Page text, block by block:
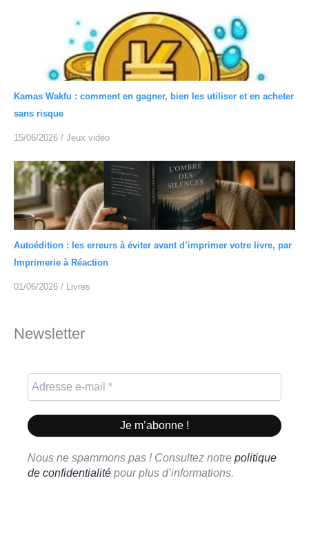
Kamas Wakfu : comment en gagner, bien les utiliser et en acheter
sans risque
15/06/2026 / Jeux vidéo
Autoédition : les erreurs à éviter avant d’imprimer votre livre, par
Imprimerie à Réaction
01/06/2026 / Livres
Newsletter
Nous ne spammons pas ! Consultez notre politique
de confidentialité pour plus d’informations.